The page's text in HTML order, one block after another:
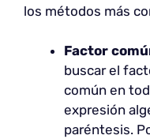
los métodos más
Factor
buscar el
común en
expresión
paréntesis.